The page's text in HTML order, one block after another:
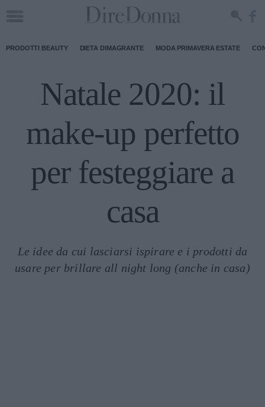
PRODOTTI BEAUTY DIETA DIMAGRANTE MODA PRIMAVERA ESTATE
Natale 2020: il
make-up perfetto
per festeggiare a
casa
Le idee da cui lasciarsi ispirare e i prodotti da
usare per brillare all night long (anche in casa)